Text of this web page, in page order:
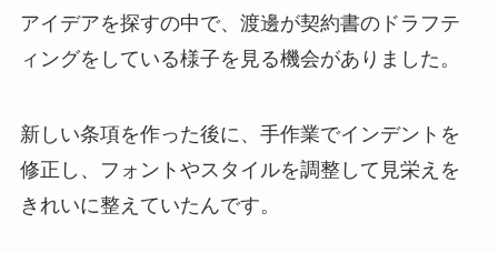
アイデアを探すの中で、渡邊が契約書のドラフテ
ィングをしている様子を見る機会がありました。
新しい条項を作った後に、手作業でインデントを
修正し、フォントやスタイルを調整して見栄えを
きれいに整えていたんです。